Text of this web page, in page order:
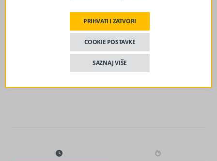
Kontroverzni hrvatski političar nakon ustaških pjesama:
‘Ne s*rite više, sve ću vas tužiti!’
BiH : U tri godine izgubila 30.000 ljudi
PRIHVATI I ZATVORI
COOKIE POSTAVKE
SAZNAJ VIŠE